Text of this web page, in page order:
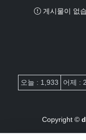
게시물이 없
접속자집계
오늘 : 1,933 어제 :
Copyright ©